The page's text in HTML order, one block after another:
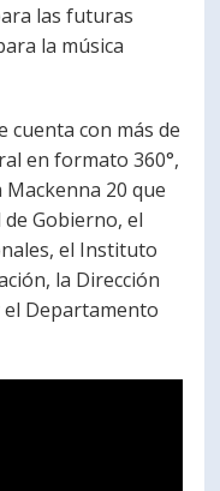
las futuras
la música
cuenta con más de
en formato 360°,
20 que
Gobierno, el
el Instituto
la Dirección
el Departamento